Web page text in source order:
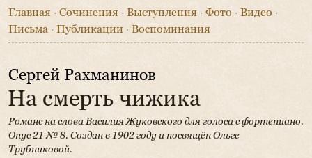
Главная · Сочинения · Выступления · Фото · Видео ·
Письма · Публикации · Воспоминания
Сергей Рахманинов
На смерть чижика
Романс на слова Василия Жуковского для голоса с фортепиано.
Опус 21 № 8. Создан в 1902 году и посвящён Ольге
Трубниковой.